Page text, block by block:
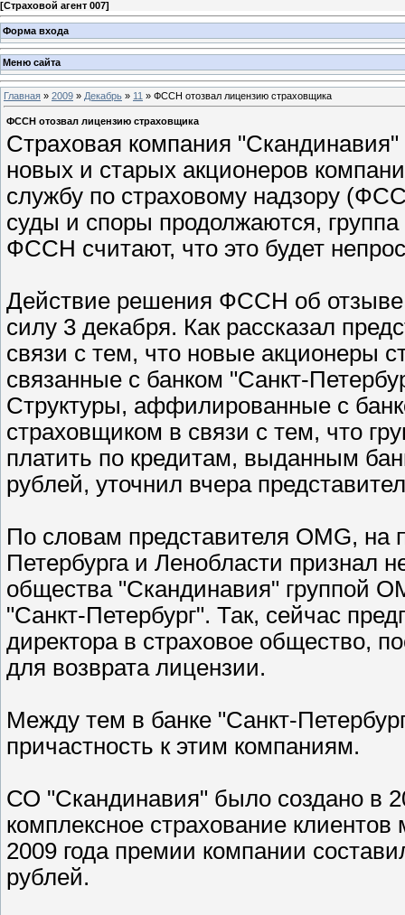
[Страховой агент 007]
Форма входа
Меню сайта
Главная » 2009 » Декабрь » 11 » ФССН отозвал лицензию страховщика
ФССН отозвал лицензию страховщика
Страховая компания
новых и старых акционеров
службу по страховому надзору
суды и споры продолжаются,
ФССН считают, что это будет
Действие решения ФССН об отзыве
силу 3 декабря. Как рассказал
связи с тем, что новые акционеры
связанные с банком "Санкт-
Структуры, аффилированные с
страховщиком в связи с тем, что
платить по кредитам, выданным
рублей, уточнил вчера
По словам представителя OMG,
Петербурга и Ленобласти признал
общества "Скандинавия" группой
"Санкт-Петербург". Так, сейчас
директора в страховое общество,
для возврата лицензии.
Между тем в банке "Санкт-
причастность к этим компаниям.
СО "Скандинавия" было создано в
комплексное страхование
2009 года премии компании
рублей.